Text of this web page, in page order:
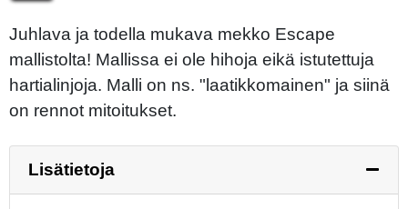
Juhlava ja todella mukava mekko Escape
mallistolta! Mallissa ei ole hihoja eikä istutettuja
hartialinjoja. Malli on ns. "laatikkomainen" ja siinä
on rennot mitoitukset.
Lisätietoja